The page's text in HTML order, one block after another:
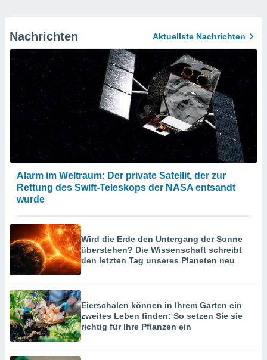
Nachrichten Aktuellste Nachrichten
Alarm im Weltraum: Der private Satellit, der zur
Rettung des Swift-Teleskops der NASA entsandt
wurde
Wird die Erde den Untergang der Sonne
überstehen? Die Wissenschaft schreibt
den letzten Tag unseres Planeten neu
Eierschalen können in Ihrem Garten ein
zweites Leben finden: So setzen Sie sie
richtig für Ihre Pflanzen ein